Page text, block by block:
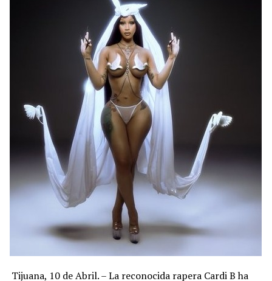
Tijuana, 10 de Abril. – La reconocida rapera Cardi B ha